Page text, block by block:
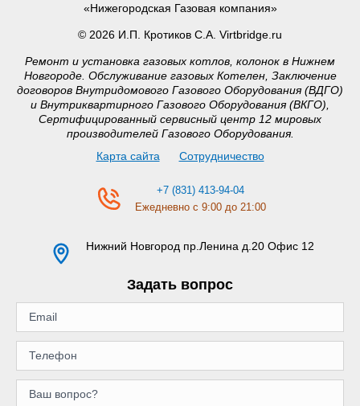
«Нижегородская Газовая компания»
© 2026 И.П. Кротиков С.А. Virtbridge.ru
Ремонт и установка газовых котлов, колонок в Нижнем
Новгороде. Обслуживание газовых Котелен, Заключение
договоров Внутридомового Газового Оборудования (ВДГО)
и Внутриквартирного Газового Оборудования (ВКГО),
Сертифицированный сервисный центр 12 мировых
производителей Газового Оборудования.
Карта сайта
Сотрудничество
+7 (831) 413-94-04
Ежедневно с 9:00 до 21:00
Нижний Новгород пр.Ленина д.20 Офис 12
Задать вопрос